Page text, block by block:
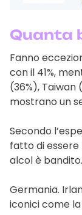
Quanta
Fanno
con il 41%,
(36%), Taiwan
mostrano un
Secondo
fatto di essere
alcol è bandito.
Germania.
iconici come la